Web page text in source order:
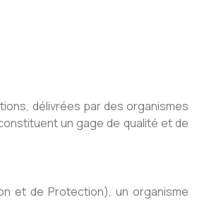
délivrées par des organismes
un gage de qualité et de
et de Protection), un organisme